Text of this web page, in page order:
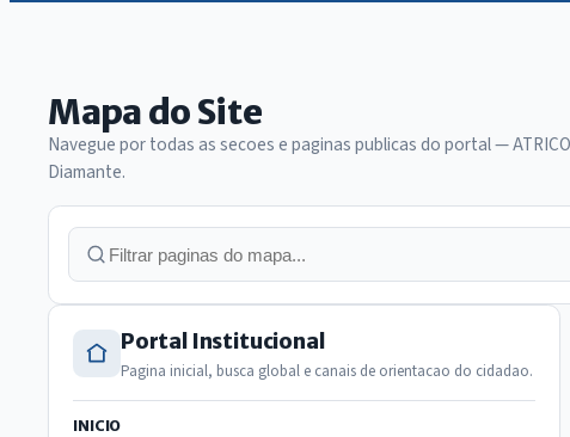
Mapa do Site
Navegue por todas as secoes e paginas publicas do portal —
Diamante.
Filtrar paginas do mapa do site
92 links no total
Portal Institucional
Pagina inicial, busca global e canais de orientacao do cidadao.
INICIO